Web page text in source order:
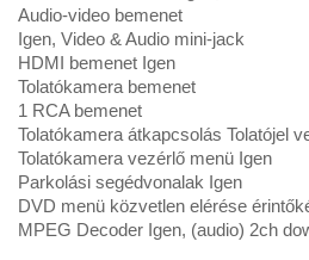
Audio-video bemenet
Igen, Video & Audio mini-jack
HDMI bemenet Igen
Tolatókamera bemenet
1 RCA bemenet
Tolatókamera átkapcsolás Tolatójel
Tolatókamera vezérlő menü Igen
Parkolási segédvonalak Igen
DVD menü közvetlen elérése
MPEG Decoder Igen, (audio) 2ch